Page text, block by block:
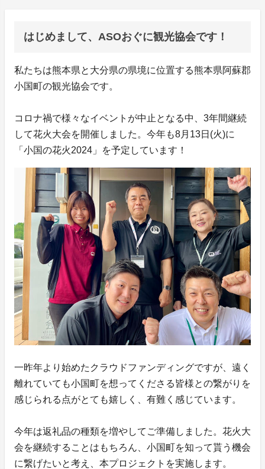
はじめまして、ASOおぐに観光協会です！
私たちは熊本県と大分県の県境に位置する熊本県阿蘇郡
小国町の観光協会です。
コロナ禍で様々なイベントが中止となる中、3年間継続
して花火大会を開催しました。今年も8月13日(火)に
「小国の花火2024」を予定しています！
一昨年より始めたクラウドファンディングですが、遠く
離れていても小国町を想ってくださる皆様との繋がりを
感じられる点がとても嬉しく、有難く感じています。
今年は返礼品の種類を増やしてご準備しました。花火大
会を継続することはもちろん、小国町を知って貰う機会
に繋げたいと考え、本プロジェクトを実施します。